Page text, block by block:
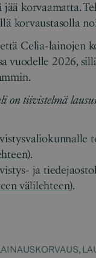
jää korvaamatta.
korvaustasolla
Celia-lainojen
vuodelle 2026,
on tiivistelmä
.
ja
välilehteen).
,